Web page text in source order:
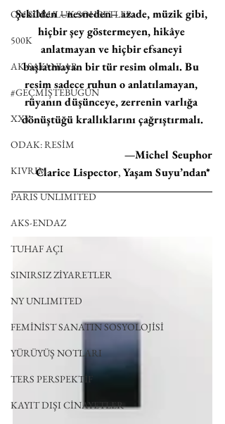
ON SORULUK SOHBETLER
500K
AK-SAYANLAR
#GEÇMİŞTEBUGÜN
XXY
ODAK: RESİM
KIVRIM
PARIS UNLIMITED
AKS-ENDAZ
TUHAF AÇI
SINIRSIZ ZİYARETLER
NY UNLIMITED
FEMİNİST SANATIN SOSYOLOJİSİ
YÜRÜYÜŞ NOTLARI
TERS PERSPEKTİF
KAYIT DIŞI CİNAYETLER
Şekilden –nesneden– azade, müzik gibi,
hiçbir şey göstermeyen, hikâye
anlatmayan ve hiçbir efsaneyi
başlatmayan bir tür resim olmalı. Bu
resim sadece ruhun o anlatılamayan,
rüyanın düşünceye, zerrenin varlığa
dönüştüğü krallıklarını çağrıştırmalı.
—Michel Seuphor
Clarice Lispector, Yaşam Suyu’ndan*